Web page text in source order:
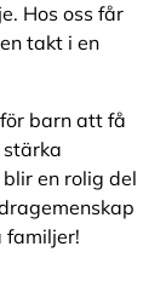
Hos oss får
takt i en
barn att få
stärka
en rolig del
familjer!